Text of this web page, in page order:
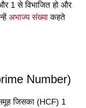
1 से विभाजित हो और
अभाज्य संख्या कहते
Number)
जिसका (HCF) 1